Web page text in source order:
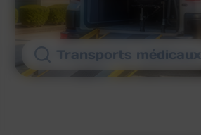
Transports médicaux